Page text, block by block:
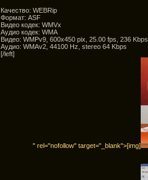
Качество: WEBRip
Формат: ASF
Видео кодек: WMVx
Аудио кодек: WMA
Видео: WMPv9, 600x450 pix, 25.00 fps, 236 Kbps
Аудио: WMAv2, 44100 Hz, stereo 64 Kbps
[/left]
" rel="nofollow" target="_blank">[img]